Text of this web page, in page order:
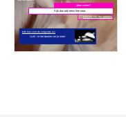
Kijk dan ook eens hier naar...
Licht - In het donker zie je meer
Lijst alle The One Minutes
klik hier voor de volgende les
Meer weten?